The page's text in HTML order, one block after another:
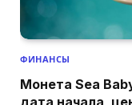
ФИНАНСЫ
Монета Sea
дата начала,